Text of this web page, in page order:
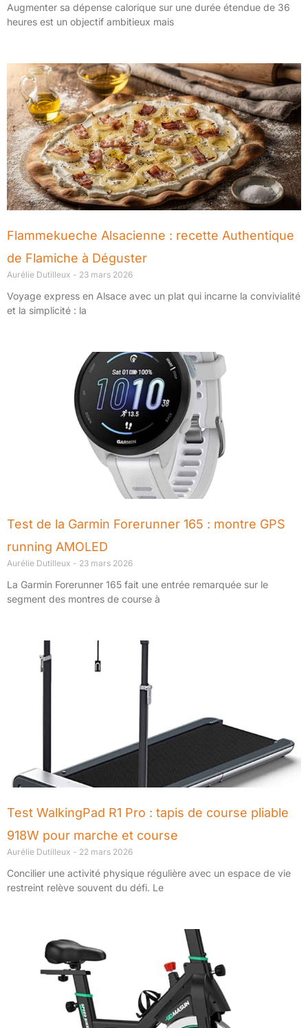
Augmenter sa dépense calorique sur une durée étendue de 36
heures est un objectif ambitieux mais
Flammekueche Alsacienne : recette Authentique
de Flamiche à Déguster
Aurélie Dutilleux 23 mars 2026
Voyage express en Alsace avec un plat qui incarne la convivialité
et la simplicité : la
Test de la Garmin Forerunner 165 : montre GPS
running AMOLED
Aurélie Dutilleux 23 mars 2026
La Garmin Forerunner 165 fait une entrée remarquée sur le
segment des montres de course à
Test WalkingPad R1 Pro : tapis de course pliable
918W pour marche et course
Aurélie Dutilleux 22 mars 2026
Concilier une activité physique régulière avec un espace de vie
restreint relève souvent du défi. Le